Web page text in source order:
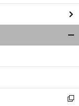
し
い
ウ
ィ
ン
ウ
開
く
新